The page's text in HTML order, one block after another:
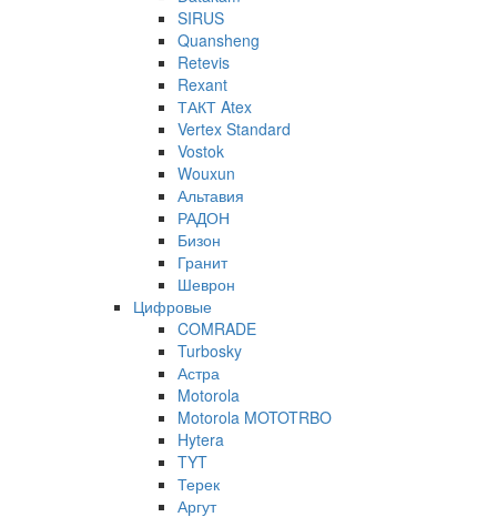
SIRUS
Quansheng
Retevis
Rexant
ТАКТ Atex
Vertex Standard
Vostok
Wouxun
Альтавия
РАДОН
Бизон
Гранит
Шеврон
Цифровые
COMRADE
Turbosky
Астра
Motorola
Motorola MOTOTRBO
Hytera
TYT
Терек
Аргут